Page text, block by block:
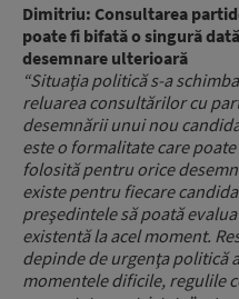
Dimitriu: Consultarea
poate fi bifată o singură
desemnare ulterioară
“Situaţia politică s-a
reluarea consultărilor cu
desemnării unui nou
este o formalitate care
folosită pentru orice
existe pentru fiecare
preşedintele să poată
existentă la acel moment.
depinde de urgenţa politică
momentele dificile, regulile